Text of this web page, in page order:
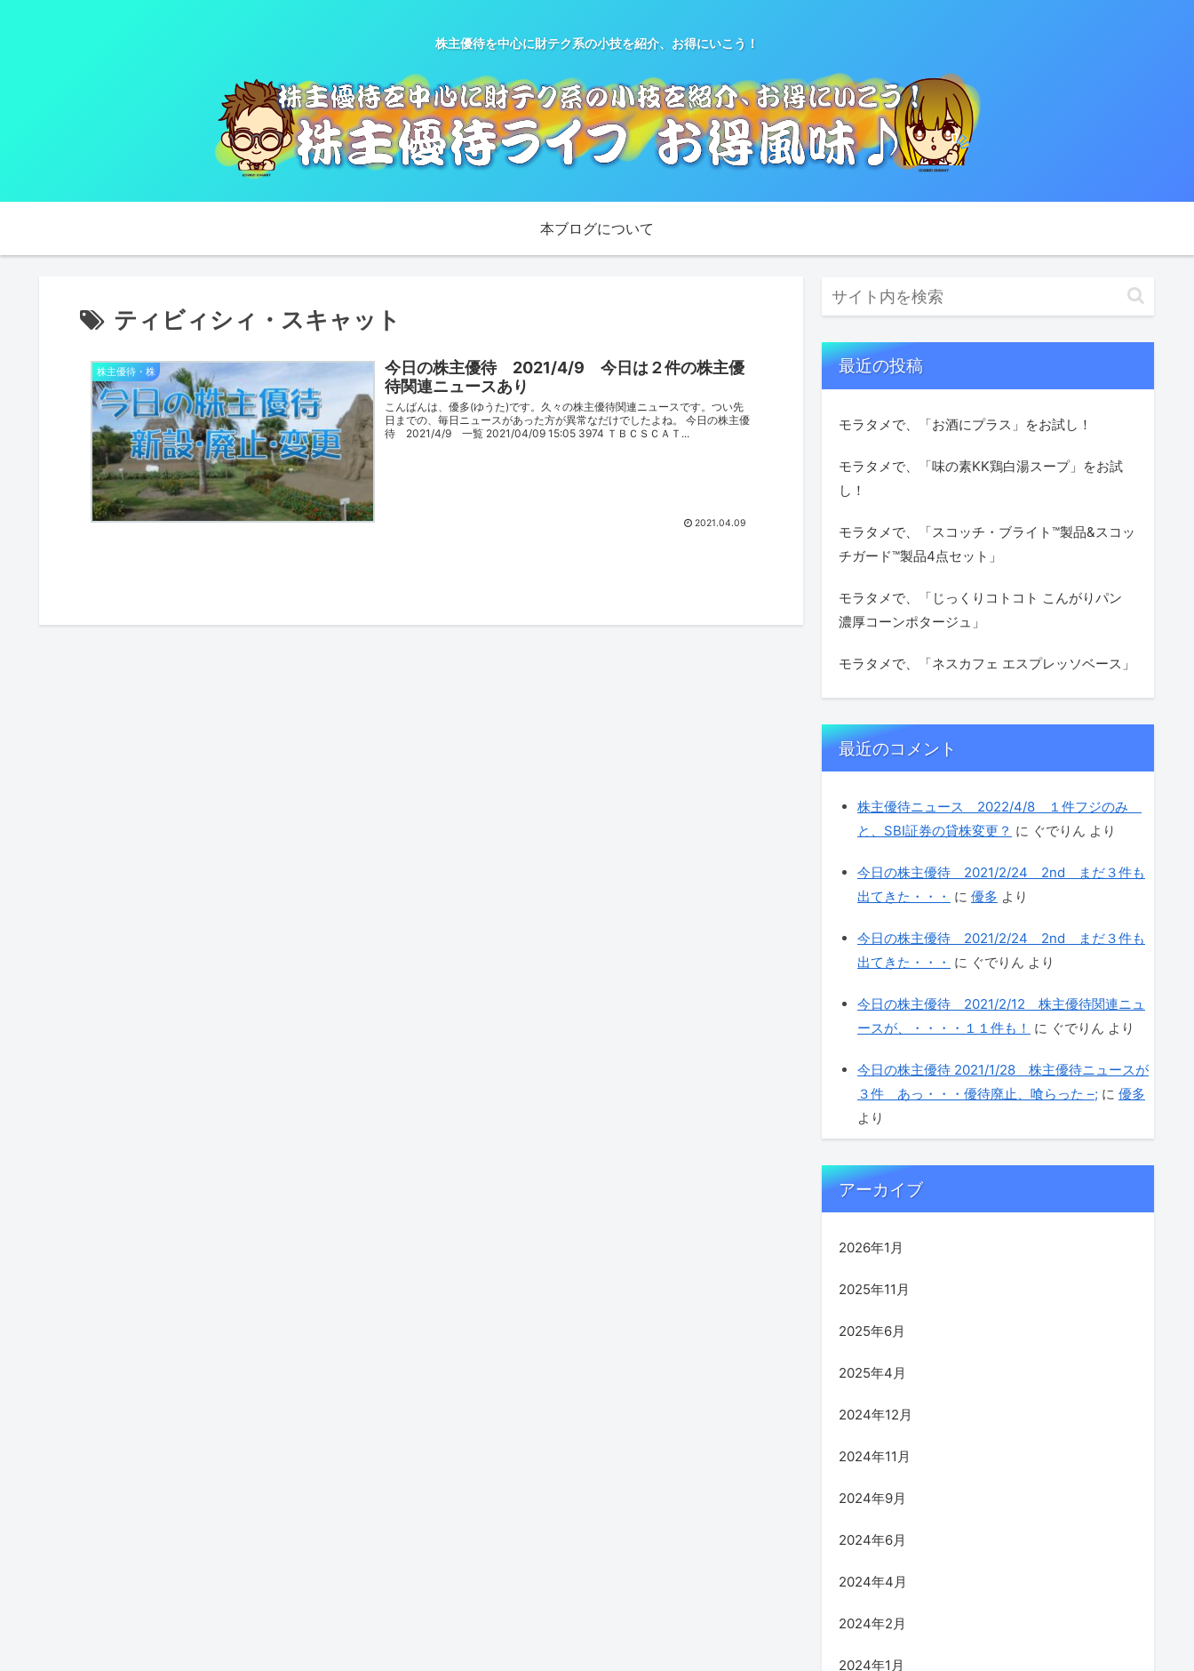
株主優待を中心に財テク系の小技を紹介、お得にいこう！
本ブログについて
ティビィシィ・スキャット
株主優待・株
今日の株主優待 2021/4/9 今日は２件の株主優
待関連ニュースあり
こんばんは、優多(ゆうた)です。久々の株主優待関連ニュースです。つい先
日までの、毎日ニュースがあった方が異常なだけでしたよね。 今日の株主優
待 2021/4/9 一覧 2021/04/09 15:05 3974 ＴＢＣＳＣＡＴ...
2021.04.09
最近の投稿
モラタメで、「お酒にプラス」をお試し！
モラタメで、「味の素KK鶏白湯スープ」をお試
し！
モラタメで、「スコッチ・ブライト™製品&スコッ
チガード™製品4点セット」
モラタメで、「じっくりコトコト こんがりパン
濃厚コーンポタージュ」
モラタメで、「ネスカフェ エスプレッソベース」
最近のコメント
株主優待ニュース 2022/4/8 １件フジのみ
と、SBI証券の貸株変更？ に ぐでりん より
今日の株主優待 2021/2/24 2nd まだ３件も
出てきた・・・ に 優多 より
今日の株主優待 2021/2/24 2nd まだ３件も
出てきた・・・ に ぐでりん より
今日の株主優待 2021/2/12 株主優待関連ニュ
ースが、・・・・１１件も！ に ぐでりん より
今日の株主優待 2021/1/28 株主優待ニュースが
３件 あっ・・・優待廃止、喰らった –; に 優多
より
アーカイブ
2026年1月
2025年11月
2025年6月
2025年4月
2024年12月
2024年11月
2024年9月
2024年6月
2024年4月
2024年2月
2024年1月